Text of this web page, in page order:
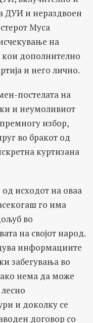
ДУИ и нераздвоен
Муса
на
дополнително
и него лично.
постелата на
и неумоливиот
избор,
во бракот од
куртизана
исходот на оваа
го има
во
на својот народ.
информациите
забегувања во
нема да може
и доколку се
договор со